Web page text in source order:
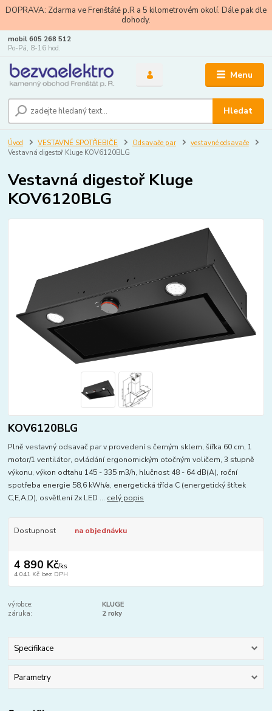
DOPRAVA: Zdarma ve Frenštátě p.R a 5 kilometrovém okolí. Dále pak dle
dohody.
Menu
Hledat
mobil 605 268 512
Po-Pá, 8-16 hod.
Úvod VESTAVNÉ SPOTŘEBIČE Odsavače par
vestavné odsavače
Vestavná digestoř Kluge KOV6120BLG
Vestavná digestoř Kluge
KOV6120BLG
KOV6120BLG
Plně vestavný odsavač par v provedení s černým sklem, šířka 60 cm, 1
motor/1 ventilátor, ovládání ergonomickým otočným voličem, 3 stupně
výkonu, výkon odtahu 145 - 335 m3/h, hlučnost 48 - 64 dB(A), roční
spotřeba energie 58,6 kWh/a, energetická třída C (energetický štítek
C,E,A,D), osvětlení 2x LED ... celý popis
Dostupnost na objednávku
4 890 Kč/ks
4 041 Kč bez DPH
výrobce:
KLUGE
záruka:
2 roky
Specifikace
Parametry